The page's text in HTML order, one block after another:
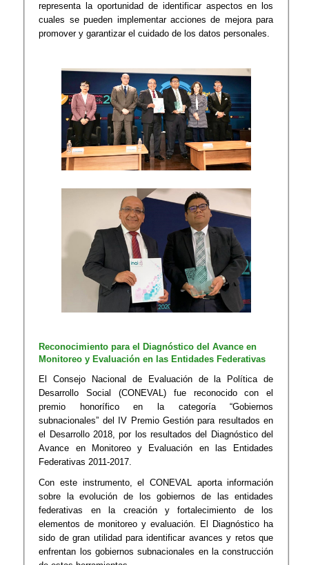
representa la oportunidad de identificar aspectos en los
cuales se pueden implementar acciones de mejora para
promover y garantizar el cuidado de los datos personales.
Reconocimiento para el Diagnóstico del Avance en
Monitoreo y Evaluación en las Entidades Federativas
El Consejo Nacional de Evaluación de la Política de
Desarrollo Social (CONEVAL) fue reconocido con el
premio honorífico en la categoría “Gobiernos
subnacionales” del IV Premio Gestión para resultados en
el Desarrollo 2018, por los resultados del Diagnóstico del
Avance en Monitoreo y Evaluación en las Entidades
Federativas 2011-2017.
Con este instrumento, el CONEVAL aporta información
sobre la evolución de los gobiernos de las entidades
federativas en la creación y fortalecimiento de los
elementos de monitoreo y evaluación. El Diagnóstico ha
sido de gran utilidad para identificar avances y retos que
enfrentan los gobiernos subnacionales en la construcción